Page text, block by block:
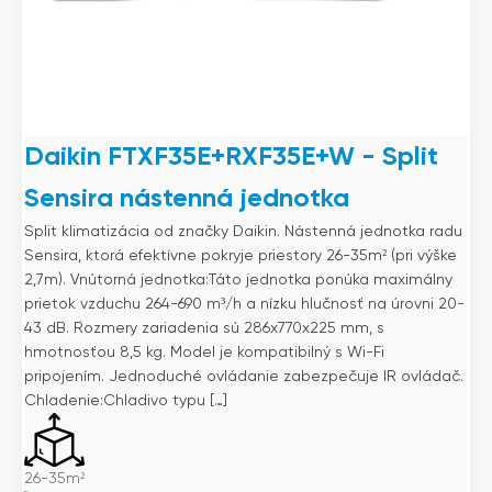
Daikin FTXF35E+RXF35E+W - Split
Sensira nástenná jednotka
Split klimatizácia od značky Daikin. Nástenná jednotka radu
Sensira, ktorá efektívne pokryje priestory 26-35m² (pri výške
2,7m). Vnútorná jednotka:Táto jednotka ponúka maximálny
prietok vzduchu 264-690 m³/h a nízku hlučnosť na úrovni 20-
43 dB. Rozmery zariadenia sú 286x770x225 mm, s
hmotnosťou 8,5 kg. Model je kompatibilný s Wi-Fi
pripojením. Jednoduché ovládanie zabezpečuje IR ovládač.
Chladenie:Chladivo typu […]
26-35m²